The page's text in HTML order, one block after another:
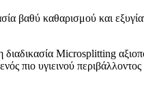
βαθύ καθαρισμού και
Microsplitting
πιο υγιεινού